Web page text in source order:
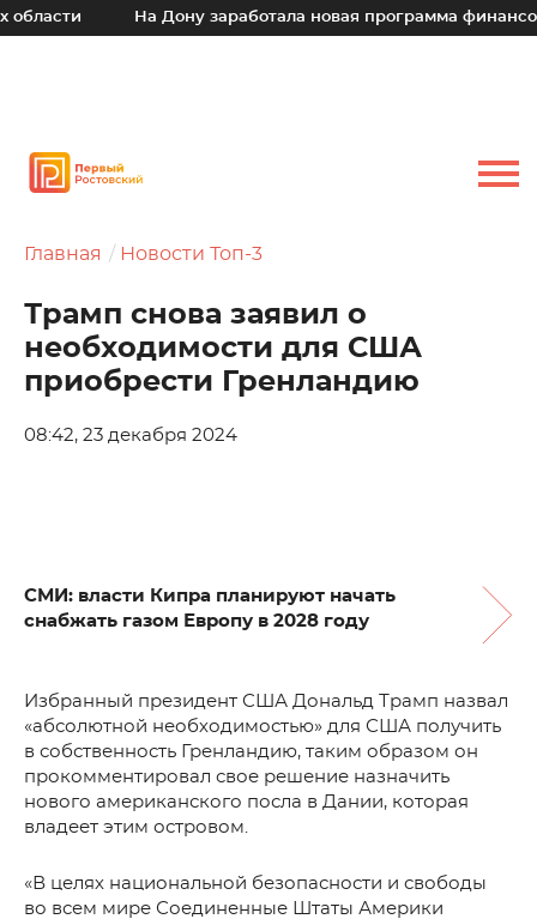
На Дону заработала новая программа
Главная Новости Топ-3
Трамп снова заявил о
необходимости для США
приобрести Гренландию
08:42, 23 декабря 2024
СМИ: власти Кипра планируют начать
снабжать газом Европу в 2028 году
Избранный президент США Дональд Трамп назвал
«абсолютной необходимостью» для США получить
в собственность Гренландию, таким образом он
прокомментировал свое решение назначить
нового американского посла в Дании, которая
владеет этим островом.
«В целях национальной безопасности и свободы
во всем мире Соединенные Штаты Америки